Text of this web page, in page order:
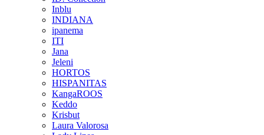
Inblu
INDIANA
ipanema
ITI
Jana
Jeleni
HORTOS
HISPANITAS
KangaROOS
Keddo
Krisbut
Laura Valorosa